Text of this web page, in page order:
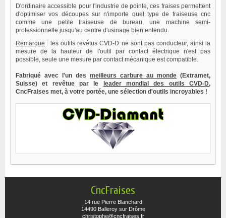
D'ordinaire accessible pour l'industrie de pointe, ces fraises permettent
d'optimiser vos découpes sur n'importe quel type de fraiseuse cnc
comme une petite fraiseuse de bureau, une machine semi-
professionnelle jusqu'au centre d'usinage bien entendu.
Remarque : les outils revêtus CVD-D ne sont pas conducteur, ainsi la
mesure de la hauteur de l'outil par contact électrique n'est pas
possible, seule une mesure par contact mécanique est compatible.
Fabriqué avec l'un des meilleurs carbure au monde (Extramet,
Suisse) et revêtue par le
leader mondial des outils CVD-D,
CncFraises met, à votre portée, une sélection d'outils incroyables !
CncFraises
14 rue Pierre Blanchard
14490 Balleroy sur Drôme
christophe@cncfraises.fr